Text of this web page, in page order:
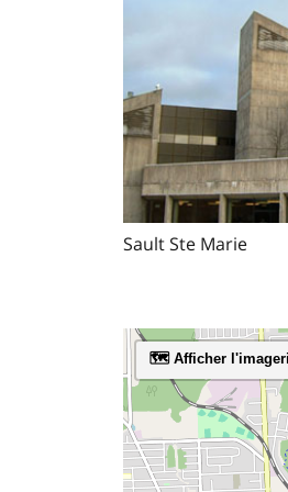
Sault Ste Marie
🗺️ Afficher